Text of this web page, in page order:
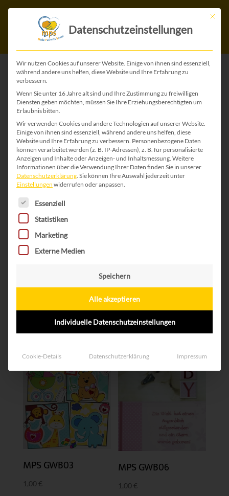
Glückwunschkarten
Baby
Was kann es Schöneres geben, als ein
neugeborenes Menschenkind
glücklichen Mamas und Papas zu
gratulieren? Hier finden Sie eine
wundschöne Auswahl an hochwertigen
Grußkarten.
Alle 19 Ergebnisse werden angezeigt
MPS GWB03
1,00 €
MPS GWB06
1,00 €
Mit
Datenschutzeinstellungen
Wir nutzen Cookies auf unserer Website. Einige von ihnen sind essenziell,
während andere uns helfen, diese Website und Ihre Erfahrung zu
verbessern.
Wenn Sie unter 16 Jahre alt sind und Ihre Zustimmung zu freiwilligen
Diensten geben möchten, müssen Sie Ihre Erziehungsberechtigten um
Erlaubnis bitten.
Wir verwenden Cookies und andere Technologien auf unserer Website.
Einige von ihnen sind essenziell, während andere uns helfen, diese
Website und Ihre Erfahrung zu verbessern. Personenbezogene Daten
können verarbeitet werden (z. B. IP-Adressen), z. B. für personalisierte
Anzeigen und Inhalte oder Anzeigen- und Inhaltsmessung. Weitere
Informationen über die Verwendung Ihrer Daten finden Sie in unserer
Datenschutzerklärung. Sie können Ihre Auswahl jederzeit unter
Einstellungen widerrufen oder anpassen.
Es folgt eine Liste der Service-Gruppen, für die
Essenziell
Statistiken
Marketing
Externe Medien
Speichern
Alle akzeptieren
Individuelle Datenschutzeinstellungen
Cookie-Details Datenschutzerklärung Impressum